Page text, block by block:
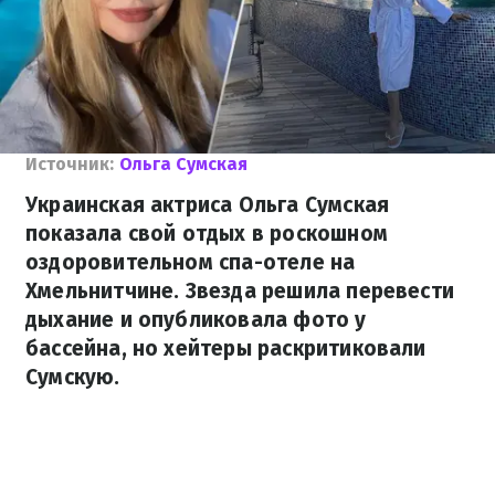
Источник: Ольга Сумская
Украинская актриса Ольга Сумская
показала свой отдых в роскошном
оздоровительном спа-отеле на
Хмельнитчине. Звезда решила перевести
дыхание и опубликовала фото у
бассейна, но хейтеры раскритиковали
Сумскую.